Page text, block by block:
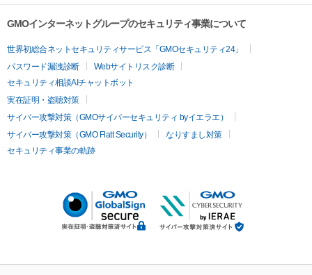
GMOインターネットグループのセキュリティ事業について
世界初総合ネットセキュリティサービス「GMOセキュリティ24」
パスワード漏洩診断
Webサイトリスク診断
セキュリティ相談AIチャットボット
実在証明・盗聴対策
サイバー攻撃対策（GMOサイバーセキュリティ byイエラエ）
サイバー攻撃対策（GMO Flatt Security）
なりすまし対策
セキュリティ事業の軌跡